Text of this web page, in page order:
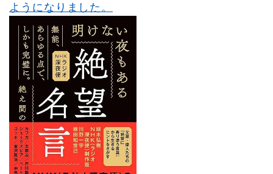
ようになりました。